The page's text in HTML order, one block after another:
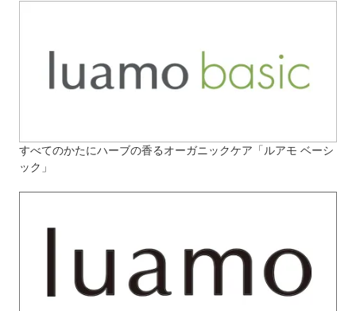
すべてのかたにハーブの香るオーガニックケア「ルアモ ベーシ
ック」